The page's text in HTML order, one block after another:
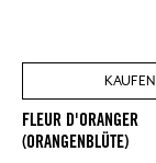
KAUFEN
FLEUR D'ORANGER
(ORANGENBLÜTE)